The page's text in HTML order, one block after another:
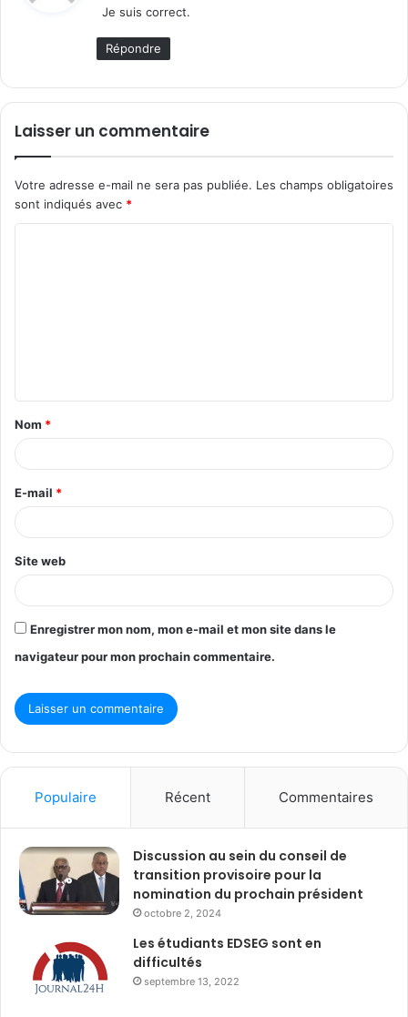
Je suis correct.
Répondre
Laisser un commentaire
Votre adresse e-mail ne sera pas publiée. Les champs obligatoires
sont indiqués avec *
t
a
e
*
Nom *
E-mail *
Site web
Enregistrer mon nom, mon e-mail et mon site dans le
navigateur pour mon prochain commentaire.
Populaire Récent Commentaires
Discussion au sein du conseil de
transition provisoire pour la
nomination du prochain président
octobre 2, 2024
Les étudiants EDSEG sont en
difficultés
septembre 13, 2022